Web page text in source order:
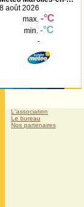
L'association
Le bureau
Nos partenaires